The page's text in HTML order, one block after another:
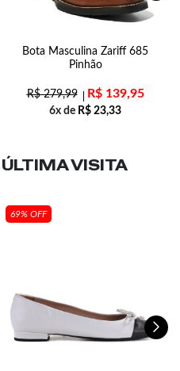
Bota Masculina Zariff 685
Pinhão
R$279,99 R$139,95
6x de R$ 23,33
ÚLTIMA VISITA
69% OFF